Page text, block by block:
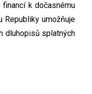
k dočasnému
Republiky umožňuje
dluhopisů splatných